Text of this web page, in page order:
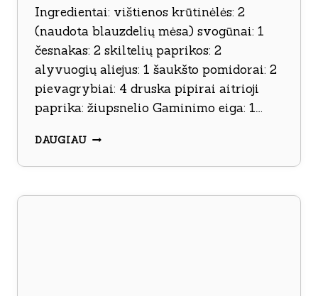
Ingredientai: vištienos krūtinėlės: 2
(naudota blauzdelių mėsa) svogūnai: 1
česnakas: 2 skiltelių paprikos: 2
alyvuogių aliejus: 1 šaukšto pomidorai: 2
pievagrybiai: 4 druska pipirai aitrioji
paprika: žiupsnelio Gaminimo eiga: 1….
DAUGIAUGREITAI
VIŠTIENOS